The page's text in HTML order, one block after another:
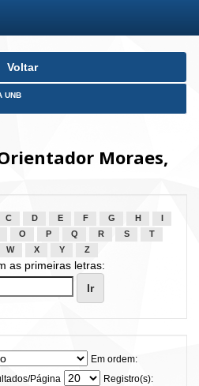
Voltar
UNB
Moraes,
C D E F G H
O P Q R S
T
W X Y Z
as primeiras letras:
Em ordem:
Página
Registro(s):